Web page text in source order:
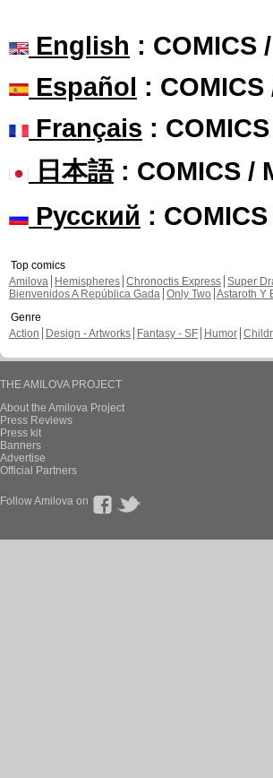
English : COMICS
Español :
Français :
日本語: COMICS /
Русский :
Top comics
Amilova
Hemispheres Chronoctis Express Super
Bienvenidos A República Gada Only Two Astaroth Y
Genre
Action
Design - Artworks Fantasy - SF Humor
THE AMILOVA PROJECT
About the Amilova Project
Press Reviews
Press kit
Banners
Advertise
Official Partners
Follow Amilova on